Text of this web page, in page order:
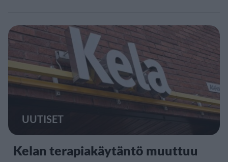
UUTISET
Kelan terapiakäytäntö muuttuu